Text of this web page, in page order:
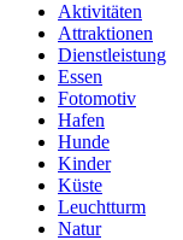
Aktivitäten
Attraktionen
Dienstleistung
Essen
Fotomotiv
Hafen
Hunde
Kinder
Küste
Leuchtturm
Natur